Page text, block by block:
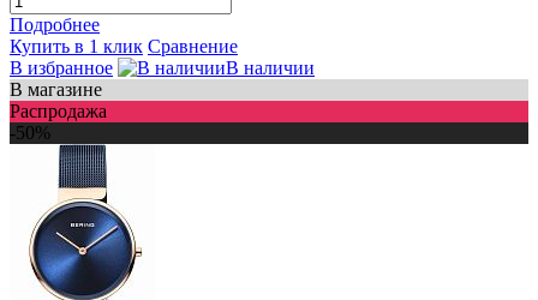
Подробнее
Купить в 1 клик Сравнение
В избранное
В наличии
В магазине
Распродажа
-50%